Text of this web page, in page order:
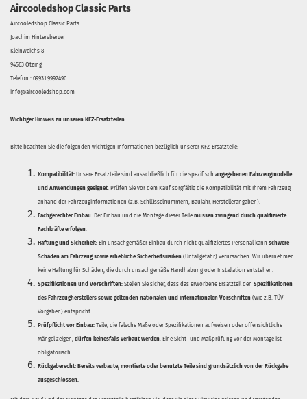
Aircooledshop Classic Parts
Aircooledshop Classic Parts
Joachim Hintersberger
Kleinweichs 8
94563 Otzing
Telefon : 09931 9992490
info@aircooledshop.com
Wichtiger Hinweis zu unseren KFZ-Ersatzteilen
Bitte beachten Sie die folgenden wichtigen Informationen bezüglich unserer KFZ-Ersatzteile:
Kompatibilität: Unsere Ersatzteile sind ausschließlich für die spezifisch angegebenen Fahrzeugmodelle
und Anwendungen geeignet. Prüfen Sie vor dem Kauf sorgfältig die Kompatibilität mit Ihrem Fahrzeug
anhand der Fahrzeuginformationen (z.B. Schlüsselnummern, Baujahr, Herstellerangaben).
Fachgerechter Einbau: Der Einbau und die Montage dieser Teile müssen zwingend durch qualifizierte
Fachkräfte erfolgen.
Haftung und Sicherheit: Ein unsachgemäßer Einbau durch nicht qualifiziertes Personal kann schwere
Schäden am Fahrzeug sowie erhebliche Sicherheitsrisiken (Unfallgefahr) verursachen. Wir übernehmen
keine Haftung für Schäden, die durch unsachgemäße Handhabung oder Installation entstehen.
Spezifikationen und Vorschriften: Stellen Sie sicher, dass das erworbene Ersatzteil den Spezifikationen
des Fahrzeugherstellers sowie geltenden nationalen und internationalen Vorschriften (wie z.B. TÜV-
Vorgaben) entspricht.
Prüfpflicht vor Einbau: Teile, die falsche Maße oder Spezifikationen aufweisen oder offensichtliche
Mängel zeigen, dürfen keinesfalls verbaut werden. Eine Sicht- und Maßprüfung vor der Montage ist
obligatorisch.
Rückgaberecht: Bereits verbaute, montierte oder benutzte Teile sind grundsätzlich von der Rückgabe
ausgeschlossen.